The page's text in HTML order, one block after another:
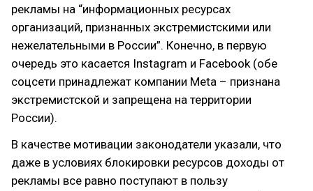
рекламы на “информационных ресурсах
организаций, признанных экстремистскими или
нежелательными в России”. Конечно, в первую
очередь это касается Instagram и Facebook (обе
соцсети принадлежат компании Meta – признана
экстремистской и запрещена на территории
России).
В качестве мотивации законодатели указали, что
даже в условиях блокировки ресурсов доходы от
рекламы все равно поступают в пользу